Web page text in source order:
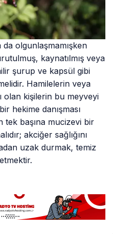
olgunlaşmamışken
kaynatılmış veya
şurup ve kapsül gibi
Hamilelerin veya
olan kişilerin bu meyveyi
hekime danışması
tek başına mucizevi bir
akciğer sağlığını
uzak durmak, temiz